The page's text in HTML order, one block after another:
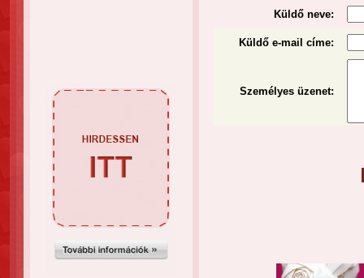
Küldő neve:
Küldő e-mail címe:
Személyes üzenet: